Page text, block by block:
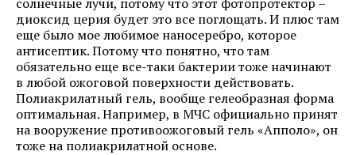
диоксид церия будет это все поглощать. И плюс там
еще было мое любимое наносеребро, которое
антисептик. Потому что понятно, что там
обязательно еще все-таки бактерии тоже начинают
в любой ожоговой поверхности действовать.
Полиакрилатный гель, вообще гелеобразная форма
оптимальная. Например, в МЧС официально принят
на вооружение противоожоговый гель «Апполо», он
тоже на полиакрилатной основе.